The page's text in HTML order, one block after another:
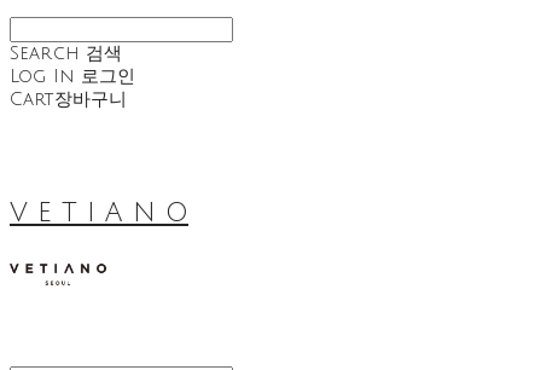
Search 검색
Log In 로그인
Cart장바구니
V E T I A N O